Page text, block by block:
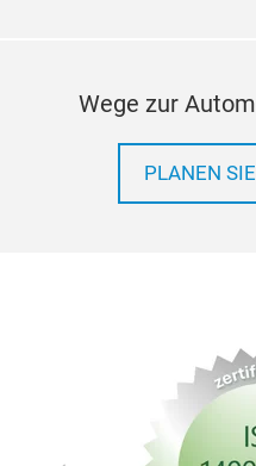
Wege zur
PLANEN